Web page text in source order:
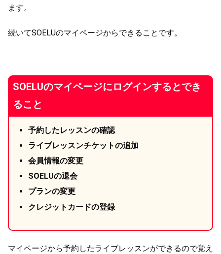
ます。
続いてSOELUのマイページからできることです。
SOELUのマイページにログインするとでき
ること
予約したレッスンの確認
ライブレッスンチケットの追加
会員情報の変更
SOELUの退会
プランの変更
クレジットカードの登録
マイページから予約したライブレッスンができるので覚え